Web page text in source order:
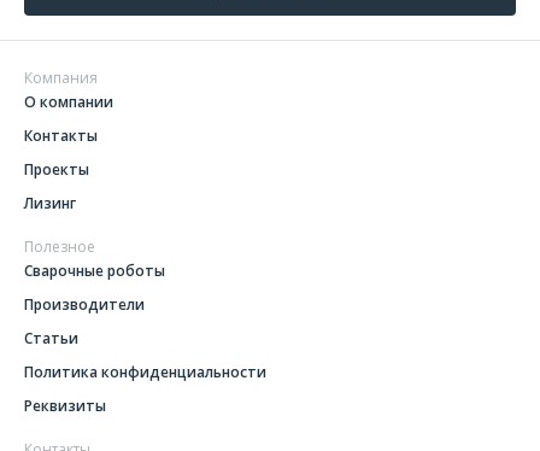
Компания
О компании
Контакты
Проекты
Лизинг
Полезное
Сварочные роботы
Производители
Статьи
Политика конфиденциальности
Реквизиты